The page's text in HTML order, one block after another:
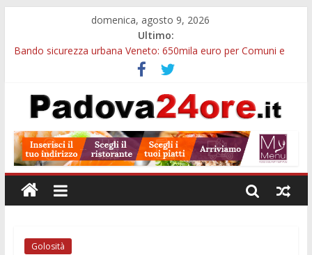
domenica, agosto 9, 2026
Ultimo:
Bando sicurezza urbana Veneto: 650mila euro per Comuni e
Restauro 2026, chiuse le domande: 2,5 milioni per formare
nuove competenze in Veneto
Calici di Stelle Arzergrande: astronomia, musica e sapori al
Notizie di Padova alle ore 10: censimento a Monselice, arresto
antidroga e siccità
Notizie di Padova alle ore 23: maltrattamenti, arresto a
Limena e progetto Cool Shop
Golosità